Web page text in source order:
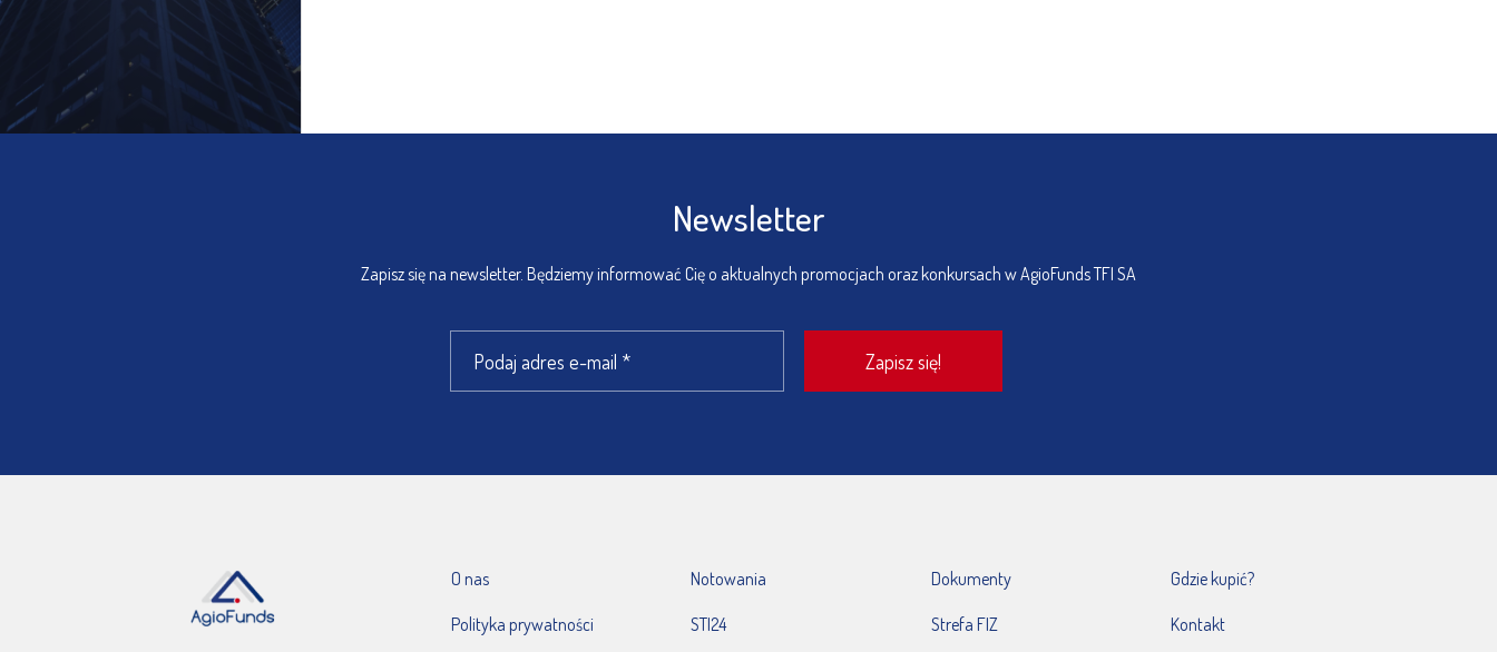
Newsletter
Zapisz się na newsletter. Będziemy informować Cię o aktualnych promocjach oraz konkursach w AgioFunds TFI SA
O nas
Polityka prywatności
Notowania
STI24
Dokumenty
Strefa FIZ
Gdzie kupić?
Kontakt